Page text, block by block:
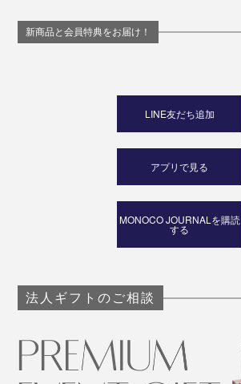
新商品と会員特典をお届け！
LINE友だち追加
アプリで見る
MONOCO JOURNALを購読
する
法人ギフトのご相談